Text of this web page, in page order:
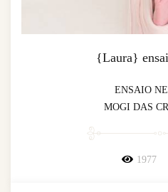
{Laura}
ENSAIO
MOGI DAS
1977